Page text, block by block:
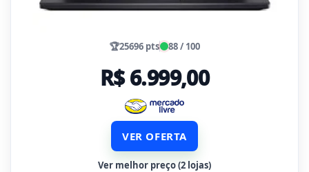
🏆25696 pts 88 / 100
R$ 6.999,00
VER OFERTA
Ver melhor preço (2 lojas)